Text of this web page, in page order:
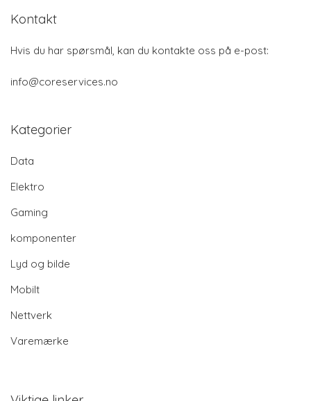
Kontakt
Hvis du har spørsmål, kan du kontakte oss på e-post:
info@coreservices.no
Kategorier
Data
Elektro
Gaming
komponenter
Lyd og bilde
Mobilt
Nettverk
Varemærke